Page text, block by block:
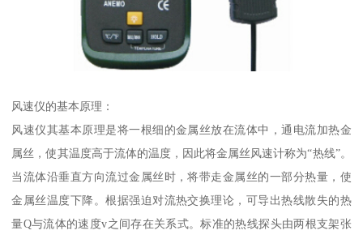
风速仪的基本原理：
风速仪其基本原理是将一根细的金属丝放在流体中，通电流加热金
属丝，使其温度高于流体的温度，因此将金属丝风速计称为“热线”。
当流体沿垂直方向流过金属丝时，将带走金属丝的一部分热量，使
金属丝温度下降。根据强迫对流热交换理论，可导出热线散失的热
量Q与流体的速度v之间存在关系式。标准的热线探头由两根支架张